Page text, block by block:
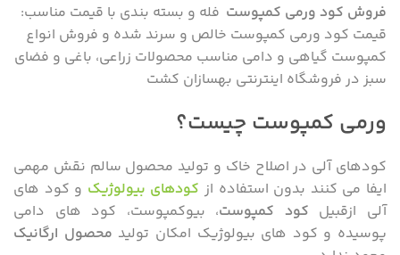
فروش کود ورمی کمپوست فله و بسته بندی با قیمت مناسب:
قیمت کود ورمی کمپوست خالص و سرند شده و فروش انواع
کمپوست گیاهی و دامی مناسب محصولات زراعی، باغی و فضای
سبز در فروشگاه اینترنتی بهسازان کشت
ورمی کمپوست چیست؟
کودهای آلی در اصلاح خاک و تولید محصول سالم نقش مهمی
ایفا می کنند بدون استفاده از کودهای بیولوژیک و کود های
آلی ازقبیل کود کمپوست، بیوکمپوست، کود های دامی
پوسیده و کود های بیولوژیک امکان تولید محصول ارگانیک